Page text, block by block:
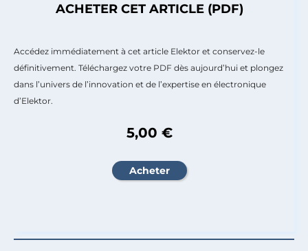
ACHETER CET ARTICLE (PDF)
Accédez immédiatement à cet article Elektor et conservez-le
définitivement. Téléchargez votre PDF dès aujourd’hui et plongez
dans l’univers de l’innovation et de l’expertise en électronique
d’Elektor.
5,00 €